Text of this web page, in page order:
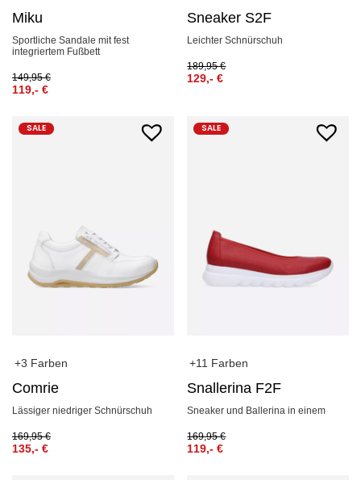
Miku
Sportliche Sandale mit fest
integriertem Fußbett
149,95€
119,- €
Sneaker S2F
Leichter Schnürschuh
189,95€
129,-€
SALE
+3 Farben
Comrie
Lässiger niedriger Schnürschuh
169,95€
135,- €
SALE
+11 Farben
Snallerina F2F
Sneaker und Ballerina in einem
169,95€
119,-€